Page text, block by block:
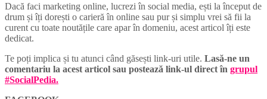
Dacă faci marketing online, lucrezi în social media, ești la început de
drum și îți dorești o carieră în online sau pur și simplu vrei să fii la
curent cu toate noutățile care apar în domeniu, acest articol îți este
dedicat.
Te poți implica și tu atunci când găsești link-uri utile. Lasă-ne un
comentariu la acest articol sau postează link-ul direct în grupul
#SocialPedia.